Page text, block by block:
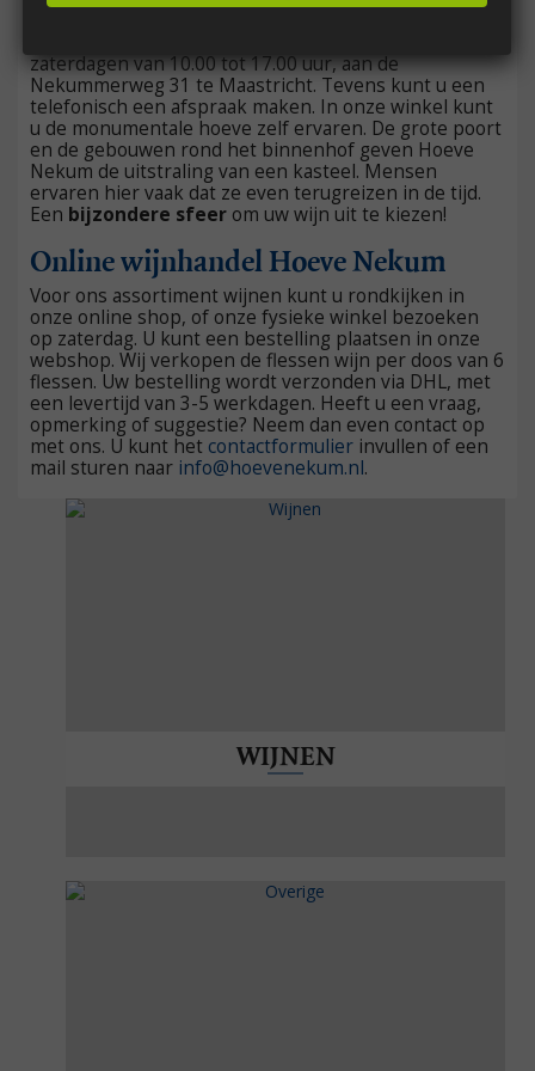
Huisverkoop van onze wijnen
zaterdagen van 10.00 tot 17.00 uur, aan de
Nekummerweg 31 te Maastricht. Tevens kunt u een
telefonisch een afspraak maken. In onze winkel kunt
u de monumentale hoeve zelf ervaren. De grote poort
en de gebouwen rond het binnenhof geven Hoeve
Nekum de uitstraling van een kasteel. Mensen
ervaren hier vaak dat ze even terugreizen in de tijd.
Een bijzondere sfeer om uw wijn uit te kiezen!
Online wijnhandel Hoeve Nekum
Voor ons assortiment wijnen kunt u rondkijken in
onze online shop, of onze fysieke winkel bezoeken
op zaterdag. U kunt een bestelling plaatsen in onze
webshop. Wij verkopen de flessen wijn per doos van 6
flessen. Uw bestelling wordt verzonden via DHL, met
een levertijd van 3-5 werkdagen. Heeft u een vraag,
opmerking of suggestie? Neem dan even contact op
met ons. U kunt het contactformulier invullen of een
mail sturen naar info@hoevenekum.nl.
WIJNEN